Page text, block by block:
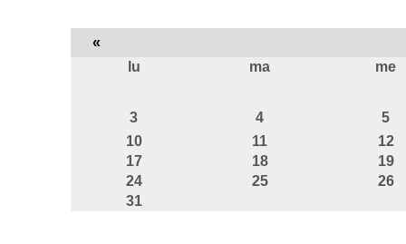
«
lu ma me
3 4
5
10
11
12
17
18
19
24
25
26
31